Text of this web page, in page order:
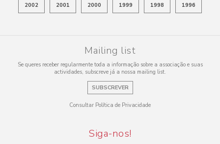
2002 2001 2000 1999 1998 1996
Mailing list
Se queres receber regularmente toda a informação sobre a associação e suas
actividades, subscreve já a nossa mailing list.
SUBSCREVER
Consultar Política de Privacidade
Siga-nos!